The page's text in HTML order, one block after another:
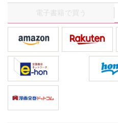
電子書籍で買う